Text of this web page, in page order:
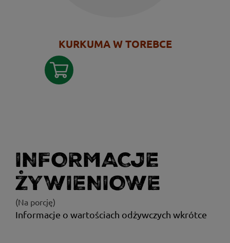
KURKUMA W TOREBCE
INFORMACJE
ŻYWIENIOWE
(Na porcję)
Informacje o wartościach odżywczych wkrótce